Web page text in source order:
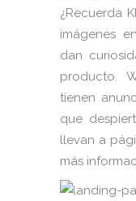
¿Recuerda
imágenes
dan
producto.
tienen
que
llevan a
más